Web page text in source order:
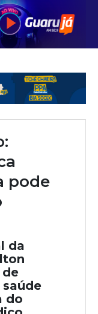
pode
da
de
do